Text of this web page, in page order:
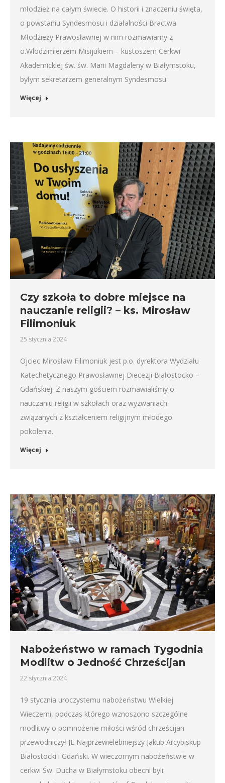
młodzież na całym świecie. O historii i znaczeniu święta,
o powstaniu Syndesmosu i działalności Bractwa
Młodzieży Prawosławnej w nim rozmawiamy z
o.Wlodzimierzem Misijukiem – kustoszem Cerkwi
Akademickiej św. św. Marii Magdaleny w Białymstoku,
byłym sekretarzem generalnym Syndesmosu
Więcej
Czy szkoła to dobre miejsce na
nauczanie religii? – ks. Mirosław
Filimoniuk
25 stycznia 2024
Ojciec Mirosław Filimoniuk jest p.o. dyrektora Wydziału
Katechetycznego Prawosławnej Diecezji Białostocko –
Gdańskiej. Z naszym gościem rozmawialiśmy o
nauczaniu religii w szkołach oraz wyzwaniach
związanych z kształceniem religijnym młodego
pokolenia.
Więcej
Nabożeństwo w ramach Tygodnia
Modlitw o Jedność Chrześcijan
22 stycznia 2024
19 stycznia uroczystemu nabożeństwu Wielkiej
Wieczerni, podczas którego wznoszono szczególne
modlitwy o pomnożenie miłości wśród chrześcijan
przewodniczył JE Najprzewielebniejszy Jakub Arcybiskup
Białostocki i Gdański. W wieczornym nabożeństwie w
cerkwi Św. Ducha w Białymstoku obecni byli: